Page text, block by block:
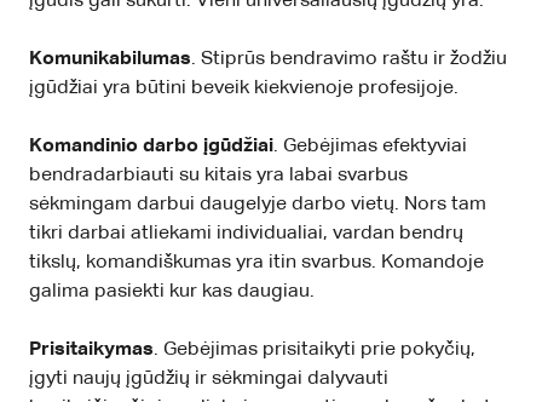
Komunikabilumas. Stiprūs bendravimo raštu ir žodžiu
įgūdžiai yra būtini beveik kiekvienoje profesijoje.
Komandinio darbo įgūdžiai. Gebėjimas efektyviai
bendradarbiauti su kitais yra labai svarbus
sėkmingam darbui daugelyje darbo vietų. Nors tam
tikri darbai atliekami individualiai, vardan bendrų
tikslų, komandiškumas yra itin svarbus. Komandoje
galima pasiekti kur kas daugiau.
Prisitaikymas. Gebėjimas prisitaikyti prie pokyčių,
įgyti naujų įgūdžių ir sėkmingai dalyvauti